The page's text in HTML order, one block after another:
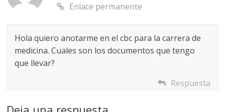
Enlace permanente
Hola quiero anotarme en el cbc para la carrera de
medicina. Cuales son los documentos que tengo
que llevar?
Respuesta